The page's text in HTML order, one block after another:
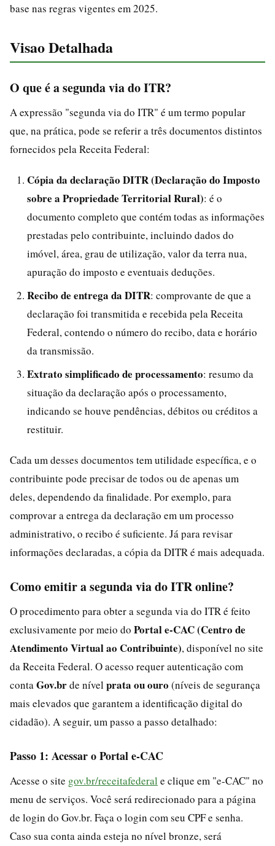
base nas regras vigentes em 2025.
Visao Detalhada
O que é a segunda via do ITR?
A expressão "segunda via do ITR" é um termo popular
que, na prática, pode se referir a três documentos distintos
fornecidos pela Receita Federal:
Cópia da declaração DITR (Declaração do Imposto
sobre a Propriedade Territorial Rural): é o
documento completo que contém todas as informações
prestadas pelo contribuinte, incluindo dados do
imóvel, área, grau de utilização, valor da terra nua,
apuração do imposto e eventuais deduções.
Recibo de entrega da DITR: comprovante de que a
declaração foi transmitida e recebida pela Receita
Federal, contendo o número do recibo, data e horário
da transmissão.
Extrato simplificado de processamento: resumo da
situação da declaração após o processamento,
indicando se houve pendências, débitos ou créditos a
restituir.
Cada um desses documentos tem utilidade específica, e o
contribuinte pode precisar de todos ou de apenas um
deles, dependendo da finalidade. Por exemplo, para
comprovar a entrega da declaração em um processo
administrativo, o recibo é suficiente. Já para revisar
informações declaradas, a cópia da DITR é mais adequada.
Como emitir a segunda via do ITR online?
O procedimento para obter a segunda via do ITR é feito
exclusivamente por meio do Portal e-CAC (Centro de
Atendimento Virtual ao Contribuinte), disponível no site
da Receita Federal. O acesso requer autenticação com
conta Gov.brde nível prata ou ouro (níveis de segurança
mais elevados que garantem a identificação digital do
cidadão). A seguir, um passo a passo detalhado:
Passo 1: Acessar o Portal e-CAC
Acesse o site gov.br/receitafederal e clique em "e-CAC" no
menu de serviços. Você será redirecionado para a página
de login do Gov.br. Faça o login com seu CPF e senha.
Caso sua conta ainda esteja no nível bronze, será